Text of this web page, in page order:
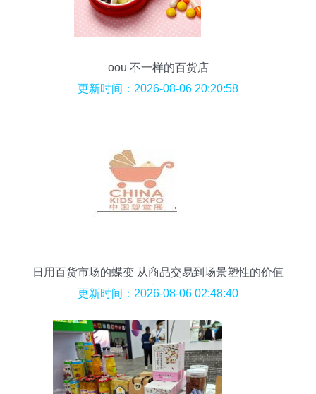
oou 不一样的百货店
更新时间：2026-08-06 20:20:58
日用百货市场的蝶变 从商品交易到场景塑性的价值
升级
更新时间：2026-08-06 02:48:40